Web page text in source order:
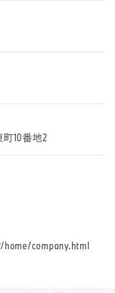
10番地2
company.html